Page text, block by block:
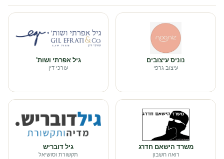
נוניס עיצובים
עיצוב גרפי
גיל אפרתי ושות'
עורכי דין
משרד הישאם חדרג
רואה חשבון
גיל דובריש
תקשורת וסושיאל